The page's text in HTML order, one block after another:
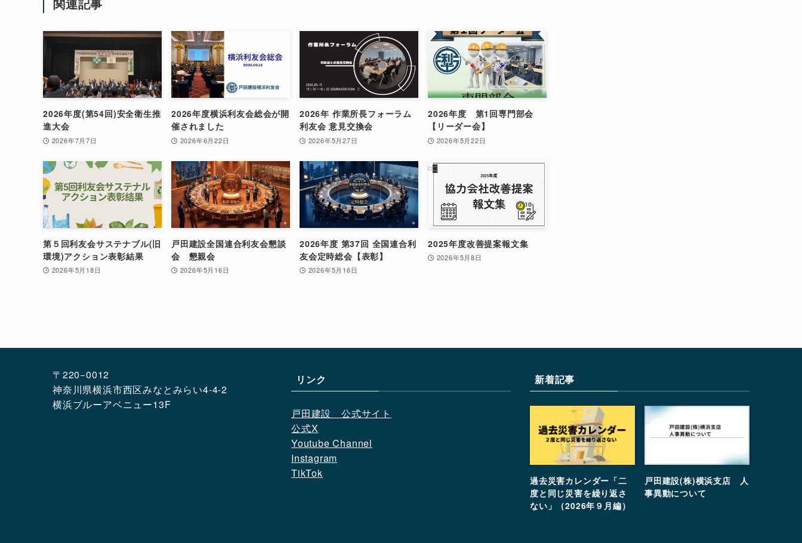
2026年度(第54回)安全衛生推
進大会
2026年7月7日
2026年度横浜利友会総会が開
催されました
2026年6月22日
2026年 作業所長フォーラム
利友会 意見交換会
2026年5月27日
2026年度 第1回専門部会
【リーダー会】
2026年5月22日
第５回利友会サステナブル(旧
環境)アクション表彰結果
2026年5月18日
戸田建設全国連合利友会懇談
会 懇親会
2026年5月16日
2026年度 第37回 全国連合利
友会定時総会【表彰】
2026年5月16日
2025年度改善提案報文集
2026年5月8日
〒220−0012
神奈川県横浜市西区みなとみらい4-4-2
横浜ブルーアベニュー13F
リンク
戸田建設　公式サイト
公式X
Youtube Channel
Instagram
TikTok
新着記事
過去災害カレンダー「二
度と同じ災害を繰り返さ
ない」（2026年９月編）
戸田建設(株)横浜支店 人
事異動について